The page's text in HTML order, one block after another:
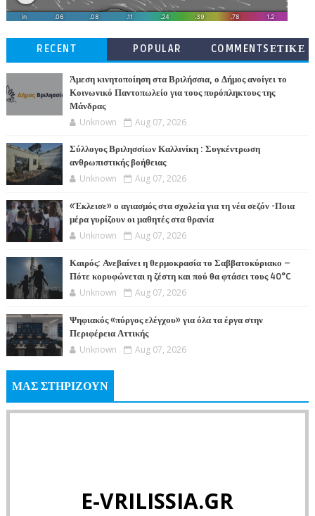
RECENT POPULAR
COMMENTSΕΤΙΚΕ
Άμεση κινητοποίηση στα Βριλήσσια, ο Δήμος ανοίγει το
Κοινωνικό Παντοπωλείο για τους πυρόπληκτους της
Μάνδρας
Unknown Aug 07, 2026
Σύλλογος Βριλησσίων Καλλινίκη : Συγκέντρωση
ανθρωπιστικής βοήθειας
Unknown Aug 07, 2026
«Έκλεισε» ο αγιασμός στα σχολεία για τη νέα σεζόν -Ποια
μέρα γυρίζουν οι μαθητές στα θρανία
Unknown Aug 07, 2026
Καιρός: Ανεβαίνει η θερμοκρασία το Σαββατοκύριακο –
Πότε κορυφώνεται η ζέστη και πού θα φτάσει τους 40°C
Unknown Aug 07, 2026
Ψηφιακός «πύργος ελέγχου» για όλα τα έργα στην
Περιφέρεια Αττικής
Unknown Aug 07, 2026
ΜΑΣ ΣΤΗΡΙΖΟΥΝ
E-VRILISSIA.GR